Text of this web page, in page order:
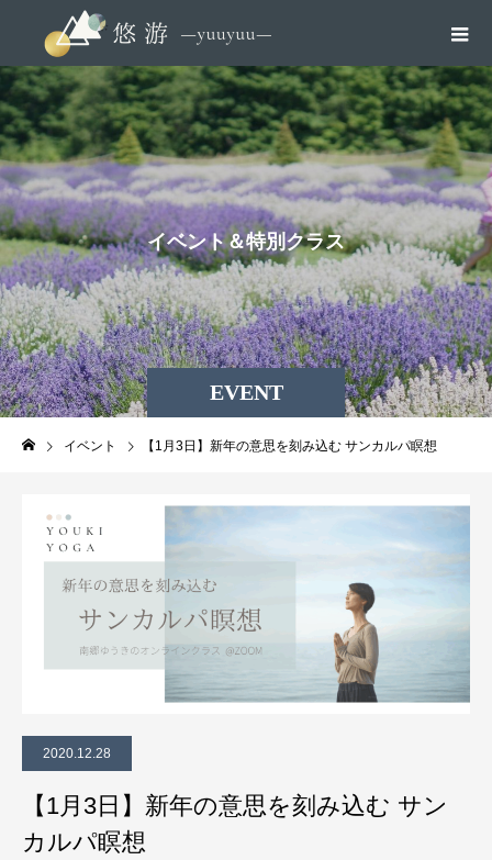
EVENT
イベント＆特別クラス
イベント 【1月3日】新年の意思を刻み込む サンカルパ瞑想
2020.12.28
【1月3日】新年の意思を刻み込む サン
カルパ瞑想